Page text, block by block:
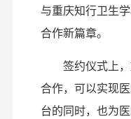
与重庆知行卫生
合作新篇章。
签约仪式上
合作，可以实现
台的同时，也为